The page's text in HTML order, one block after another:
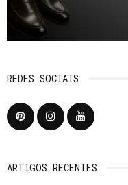
REDES SOCIAIS
ARTIGOS RECENTES